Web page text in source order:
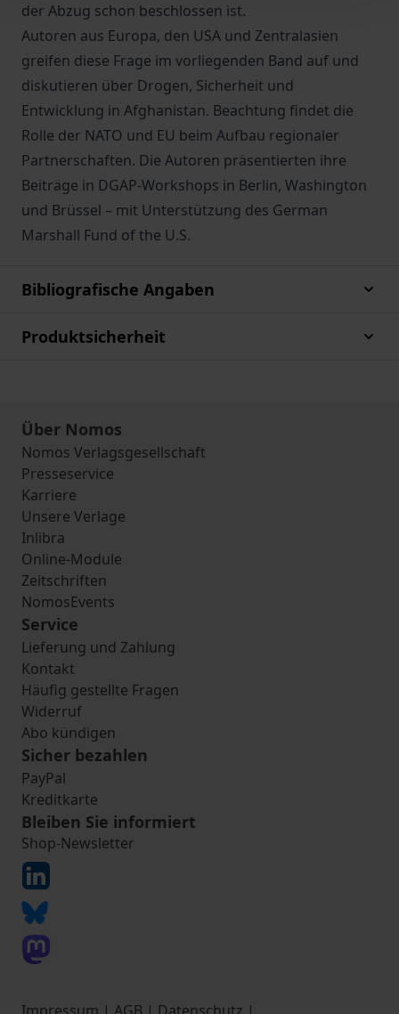
der Abzug schon beschlossen ist.
Autoren aus Europa, den USA und Zentralasien
greifen diese Frage im vorliegenden Band auf und
diskutieren über Drogen, Sicherheit und
Entwicklung in Afghanistan. Beachtung findet die
Rolle der NATO und EU beim Aufbau regionaler
Partnerschaften. Die Autoren präsentierten ihre
Beiträge in DGAP-Workshops in Berlin, Washington
und Brüssel – mit Unterstützung des German
Marshall Fund of the U.S.
Bibliografische Angaben
Produktsicherheit
Über Nomos
Nomos Verlagsgesellschaft
Presseservice
Karriere
Unsere Verlage
Inlibra
Online-Module
Zeitschriften
NomosEvents
Service
Lieferung und Zahlung
Kontakt
Häufig gestellte Fragen
Widerruf
Abo kündigen
Sicher bezahlen
PayPal
Kreditkarte
Bleiben Sie informiert
Shop-Newsletter